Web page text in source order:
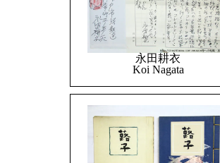
永田耕衣
Koi Nagata